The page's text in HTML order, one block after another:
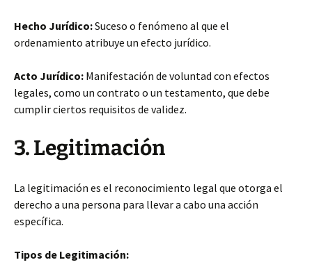
Hecho Jurídico:Suceso o fenómeno al que el
ordenamiento atribuye un efecto jurídico.
Acto Jurídico: Manifestación de voluntad con efectos
legales, como un contrato o un testamento, que debe
cumplir ciertos requisitos de validez.
3. Legitimación
La legitimación es el reconocimiento legal que otorga el
derecho a una persona para llevar a cabo una acción
específica.
Tipos de Legitimación: